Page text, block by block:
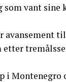
vant sine
avansement
etter
i Montenegro